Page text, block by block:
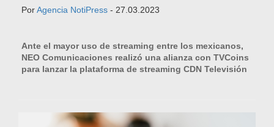
PorAgencia NotiPress - 27.03.2023
Ante el mayor uso de streaming entre los mexicanos,
NEO Comunicaciones realizó una alianza con TVCoins
para lanzar la plataforma de streaming CDN Televisión